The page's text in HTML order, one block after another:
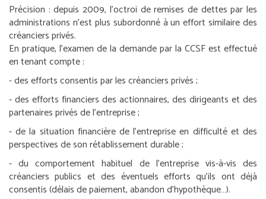
Précision : depuis 2009, l’octroi de remises de dettes par les
administrations n’est plus subordonné à un effort similaire des
créanciers privés.
En pratique, l’examen de la demande par la CCSF est effectué
en tenant compte :
- des efforts consentis par les créanciers privés ;
- des efforts financiers des actionnaires, des dirigeants et des
partenaires privés de l’entreprise ;
- de la situation financière de l’entreprise en difficulté et des
perspectives de son rétablissement durable ;
- du comportement habituel de l’entreprise vis-à-vis des
créanciers publics et des éventuels efforts qu’ils ont déjà
consentis (délais de paiement, abandon d’hypothèque…).